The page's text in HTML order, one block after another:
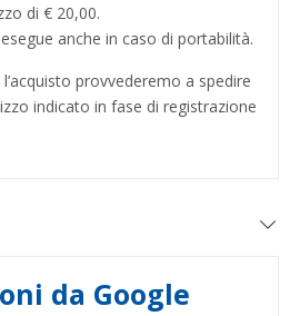
di € 20,00.
anche in caso di portabilità.
provvederemo a spedire
indicato in fase di registrazione
da Google